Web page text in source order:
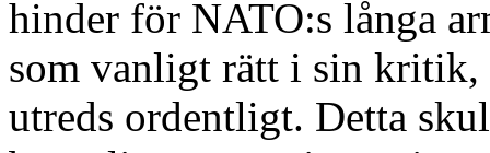
hinder för NATO:s långa
som vanligt rätt i sin
utreds ordentligt. Detta